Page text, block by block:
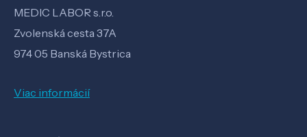
MEDIC LABOR s.r.o.
Zvolenská cesta 37A
974 05 Banská Bystrica
Viac informácií